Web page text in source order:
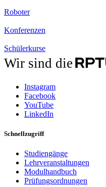
Roboter
Konferenzen
Schülerkurse
Wir sind die
Instagram
Facebook
YouTube
LinkedIn
Schnellzugriff
Studiengänge
Lehrveranstaltungen
Modulhandbuch
Prüfungsordnungen